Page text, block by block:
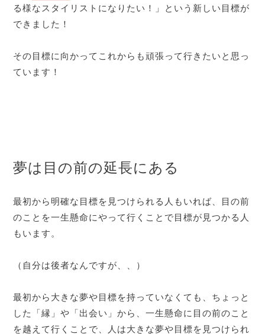
る様なスタイリストになりたい！」という新しい目標が
できました！
その目標に向かってこれからも頑張って行きたいと思っ
ています！
夢は目の前の延長にある
最初から明確な目標を見つけられる人もいれば、目の前
のことを一生懸命にやって行くことで目標が見つかる人
もいます。
（自分は後者なんですが、、）
最初から大きな夢や目標を持っていなくても、ちょっと
した「縁」や「出会い」から、一生懸命に目の前のこと
を越えて行くことで、人は大きな夢や目標を見つけられ